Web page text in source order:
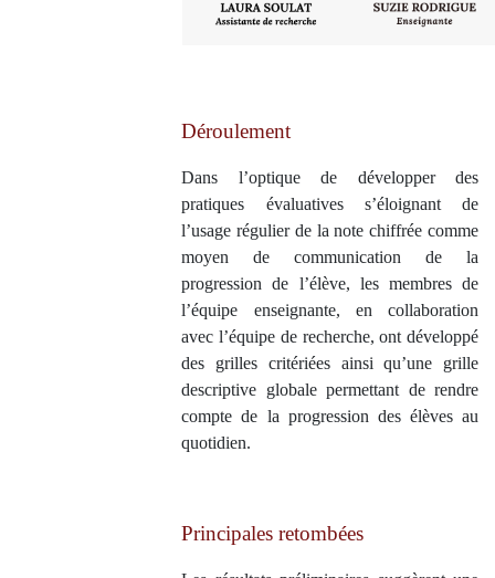
Déroulement
Dans l’optique de développer des
pratiques évaluatives s’éloignant de
l’usage régulier de la note chiffrée comme
moyen de communication de la
progression de l’élève, les membres de
l’équipe enseignante, en collaboration
avec l’équipe de recherche, ont développé
des grilles critériées ainsi qu’une grille
descriptive globale permettant de rendre
compte de la progression des élèves au
quotidien.
Principales retombées